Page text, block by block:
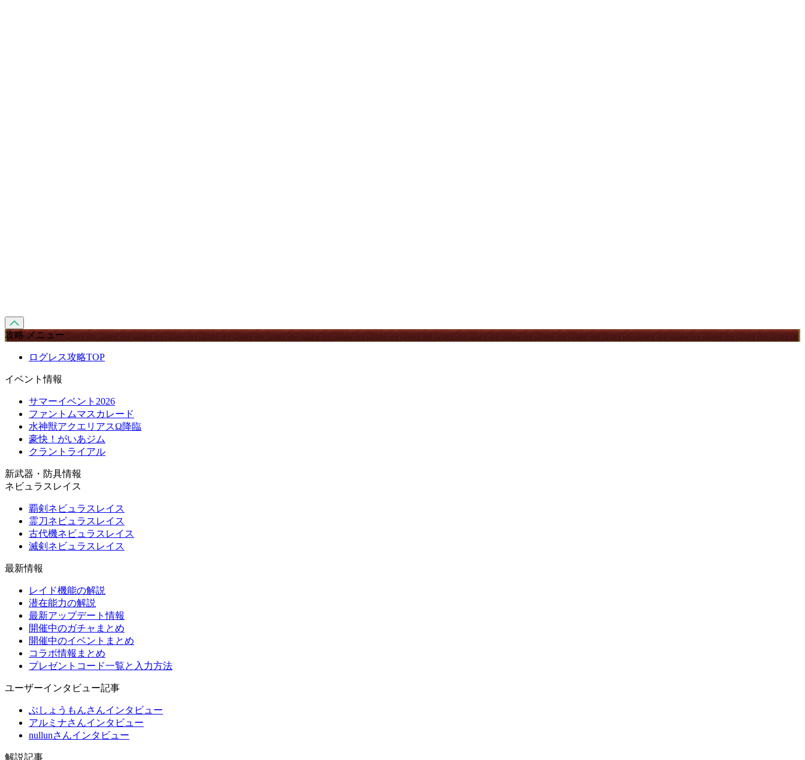
攻略 メニュー
ログレス攻略TOP
イベント情報
サマーイベント2026
ファントムマスカレード
水神獣アクエリアスΩ降臨
豪快！がいあジム
クラントライアル
新武器・防具情報
ネビュラスレイス
覇剣ネビュラスレイス
霊刀ネビュラスレイス
古代機ネビュラスレイス
滅剣ネビュラスレイス
最新情報
レイド機能の解説
潜在能力の解説
最新アップデート情報
開催中のガチャまとめ
開催中のイベントまとめ
コラボ情報まとめ
プレゼントコード一覧と入力方法
ユーザーインタビュー記事
ぶしょうもんさんインタビュー
アルミナさんインタビュー
nullunさんインタビュー
解説記事